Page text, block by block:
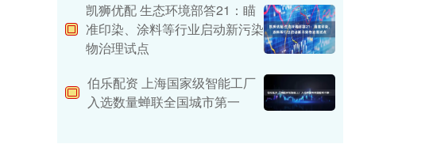
凯狮优配 生态环境部答21：瞄
准印染、涂料等行业启动新污染
物治理试点
伯乐配资 上海国家级智能工厂
入选数量蝉联全国城市第一